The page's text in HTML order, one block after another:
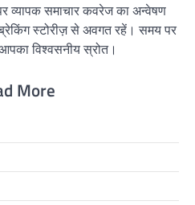
व्यापक समाचार कवरेज का अन्वेषण
स्टोरीज़ से अवगत रहें। समय पर
विश्वसनीय स्रोत।
More